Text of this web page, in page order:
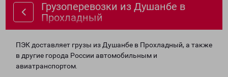
Грузоперевозки из Душанбе в
Прохладный
ПЭК доставляет грузы из Душанбе в Прохладный, а также
в другие города России автомобильным и
авиатранспортом.